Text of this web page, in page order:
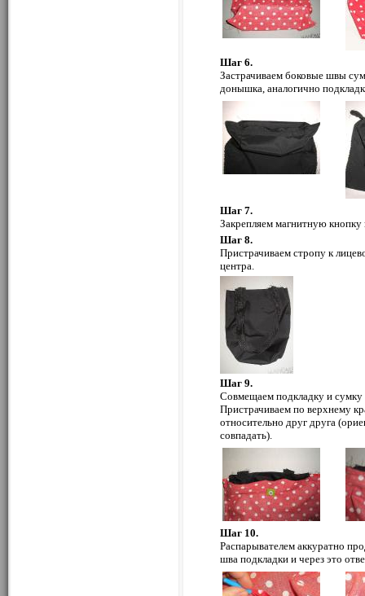
Шаг 6.
Застрачиваем боковые швы
донышка, аналогично
Шаг 7.
Закрепляем магнитную кнопку
Шаг 8.
Пристрачиваем стропу к
центра.
Шаг 9.
Совмещаем подкладку и
Пристрачиваем по верхнему
относительно друг друга
совпадать).
Шаг 10.
Распарывателем аккуратно
шва подкладки и через это